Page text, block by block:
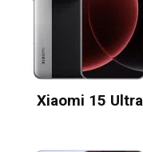
Xiaomi 15 Ultra